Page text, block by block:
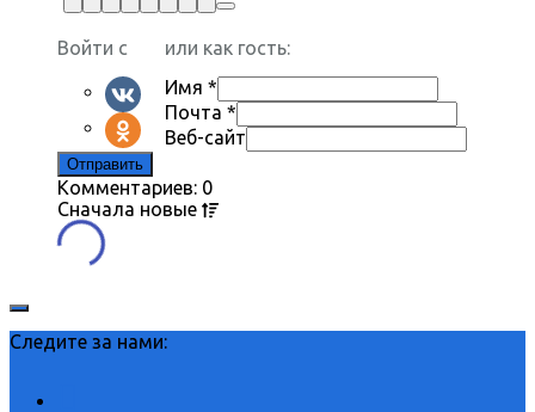
Войти с
или как гость:
Имя *
Почта *
Веб-сайт
Комментариев: 0
Сначала новые
Следите за нами: